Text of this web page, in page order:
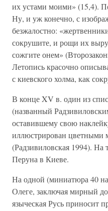
их устами моими» (15,4).
Ну, и уж конечно, с
безжалостно:
сокрушите, и рощи их
сожгите онем»
Летопись красочно
с киевского холма, как
В конце XV в. один из
(названный
оставившему свою
иллюстрирован цветными
(Радзивиловская 1994). На
Перуна в Киеве.
На одной (миниатюра 40
Олеге, заключая мирный
языческая Русь приносит